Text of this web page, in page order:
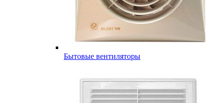
Бытовые вентиляторы